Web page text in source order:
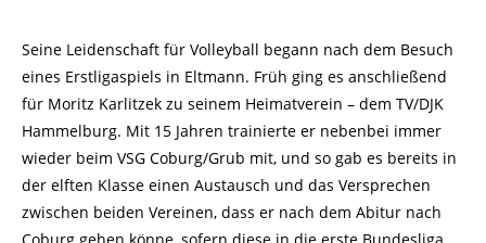
Seine Leidenschaft für Volleyball begann nach dem Besuch
eines Erstligaspiels in Eltmann. Früh ging es anschließend
für Moritz Karlitzek zu seinem Heimatverein – dem TV/DJK
Hammelburg. Mit 15 Jahren trainierte er nebenbei immer
wieder beim VSG Coburg/Grub mit, und so gab es bereits in
der elften Klasse einen Austausch und das Versprechen
zwischen beiden Vereinen, dass er nach dem Abitur nach